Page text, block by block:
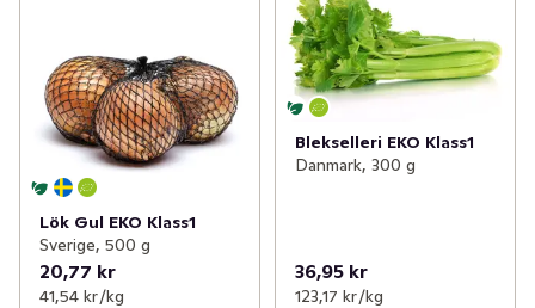
Lök Gul EKO Klass1
Sverige, 500 g
20,77 kr
41,54 kr /kg
Blekselleri EKO Klass1
Danmark, 300 g
36,95 kr
123,17 kr /kg